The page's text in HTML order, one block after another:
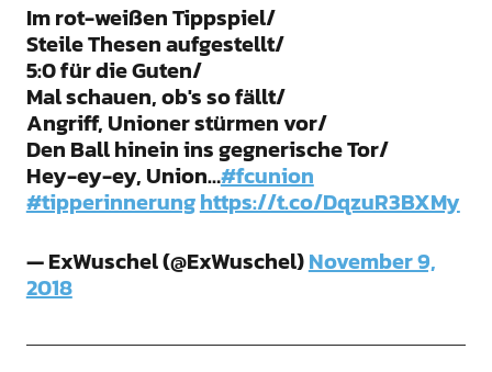
Im rot-weißen Tippspiel/
Steile Thesen aufgestellt/
5:0 für die Guten/
Mal schauen, ob's so fällt/
Angriff, Unioner stürmen vor/
Den Ball hinein ins gegnerische Tor/
Hey-ey-ey, Union…#fcunion
#tipperinnerunghttps://t.co/DqzuR3BXMy
— ExWuschel (@ExWuschel)November 9,
2018